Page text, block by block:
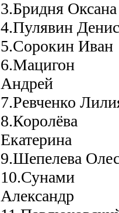
3.Бридня Оксана
4.Пулявин Денис
5.Сорокин Иван
6.Мацигон
Андрей
7.Ревченко
8.Королёва
Екатерина
9.Шепелева
10.Сунами
Александр